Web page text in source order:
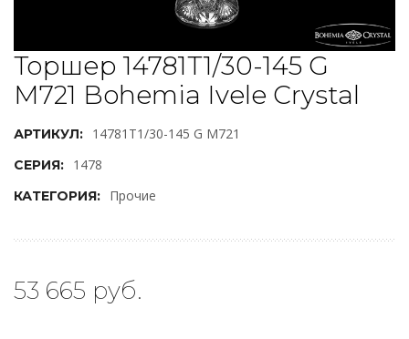
Торшер 14781T1/30-145 G
M721 Bohemia Ivele Crystal
АРТИКУЛ: 14781T1/30-145 G M721
СЕРИЯ: 1478
КАТЕГОРИЯ: Прочие
53 665 руб.